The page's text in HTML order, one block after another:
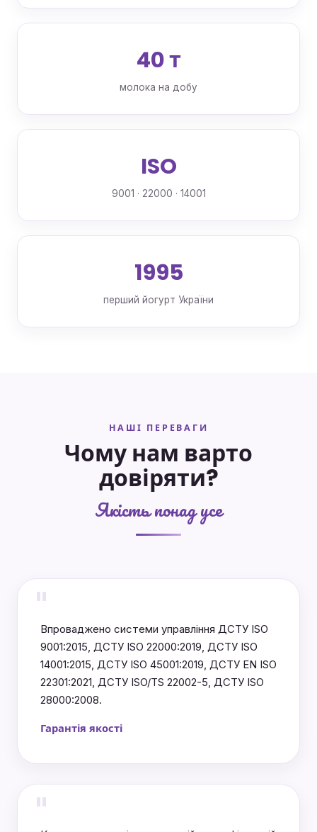
40 т
молока на добу
ISO
9001 · 22000 · 14001
1995
перший йогурт України
НАШІ ПЕРЕВАГИ
Чому нам варто
довіряти?
Якість понад усе
"Впроваджено системи управління ДСТУ ISO
9001:2015, ДСТУ ISO 22000:2019, ДСТУ ISO
14001:2015, ДСТУ ISO 45001:2019, ДСТУ EN ISO
22301:2021, ДСТУ ISO/TS 22002-5, ДСТУ ISO
28000:2008.
Гарантія якості
"